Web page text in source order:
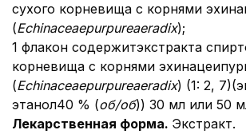
сухого корневища с корнями
(Echinaceaepurpureaeradix);
1 флакон содержитэкстракта
корневища с корнями эхинацеи
(Echinaceaepurpureaeradix) (1: 2, 7)
этанол40 % (об/об)) 30 мл или 50
Лекарственная форма. Экстракт.